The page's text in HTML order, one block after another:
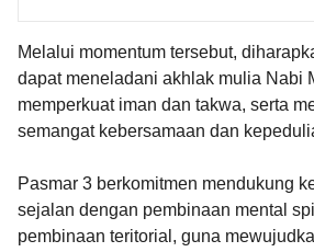
Melalui momentum tersebut,
dapat meneladani akhlak mulia Nabi
memperkuat iman dan takwa, serta
semangat kebersamaan dan
Pasmar 3 berkomitmen mendukung
sejalan dengan pembinaan mental
pembinaan teritorial, guna